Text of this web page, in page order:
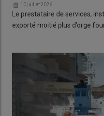
10 juillet 2026
Le prestataire de services,
exporté moitié plus d’orge